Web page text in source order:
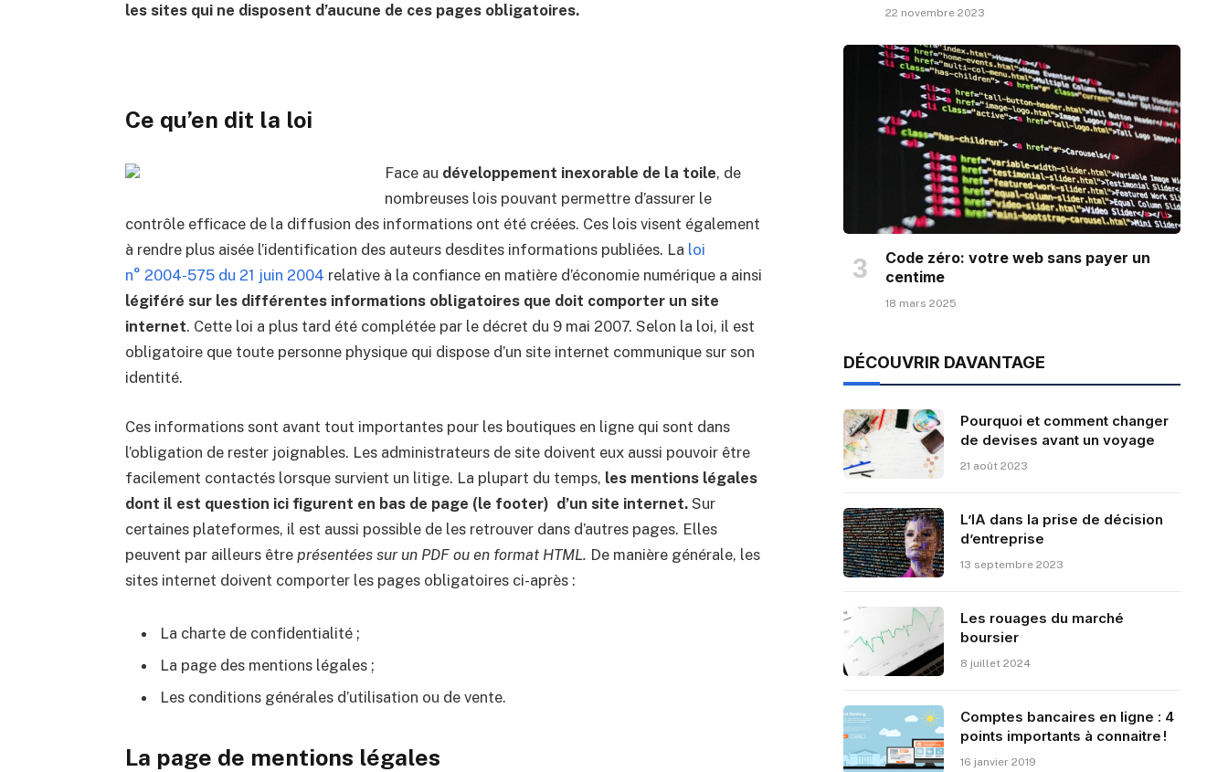
les sites qui ne disposent d’aucune de ces pages obligatoires.
Ce qu’en dit la loi
Face au développement inexorable de la toile, de
nombreuses lois pouvant permettre d’assurer le
contrôle efficace de la diffusion des informations ont été créées. Ces lois visent également
à rendre plus aisée l’identification des auteurs desdites informations publiées. La loi
n° 2004-575 du 21 juin 2004 relative à la confiance en matière d’économie numérique a ainsi
légiféré sur les différentes informations obligatoires que doit comporter un site
internet. Cette loi a plus tard été complétée par le décret du 9 mai 2007. Selon la loi, il est
obligatoire que toute personne physique qui dispose d’un site internet communique sur son
identité.
Ces informations sont avant tout importantes pour les boutiques en ligne qui sont dans
l’obligation de rester joignables. Les administrateurs de site doivent eux aussi pouvoir être
facilement contactés lorsque survient un litige. La plupart du temps, les mentions légales
dont il est question ici figurent en bas de page (le footer) d’un site internet. Sur
certaines plateformes, il est aussi possible de les retrouver dans d’autres pages. Elles
peuvent par ailleurs être présentées sur un PDF ou en format HTML. De manière générale, les
sites internet doivent comporter les pages obligatoires ci-après :
La charte de confidentialité ;
La page des mentions légales ;
Les conditions générales d’utilisation ou de vente.
La page de mentions légales
22 novembre 2023
Code zéro: votre web sans payer un
centime
18 mars 2025
DÉCOUVRIR DAVANTAGE
Pourquoi et comment changer
de devises avant un voyage
21 août 2023
L’IA dans la prise de décision
d’entreprise
13 septembre 2023
Les rouages du marché
boursier
8 juillet 2024
Comptes bancaires en ligne : 4
points importants à connaitre !
16 janvier 2019